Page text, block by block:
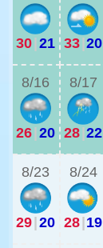
30|21 33|20
8/16
26|20
8/17
28|22
8/23
29|20
8/24
28|19